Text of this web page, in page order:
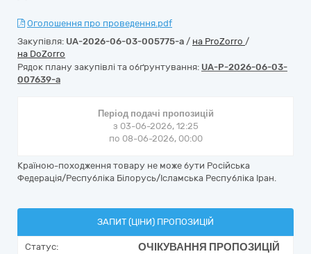
Оголошення про проведення.pdf
Закупівля: UA-2026-06-03-005775-a / на ProZorro /
на DoZorro
Рядок плану закупівлі та обґрунтування: UA-P-2026-06-03-
007639-a
Період подачі пропозицій
з 03-06-2026, 12:25
по 08-06-2026, 00:00
Країною-походження товару не може бути Російська
Федерація/Республіка Білорусь/Ісламська Республіка Іран.
ЗАПИТ (ЦІНИ) ПРОПОЗИЦІЙ
Статус: ОЧІКУВАННЯ ПРОПОЗИЦІЙ